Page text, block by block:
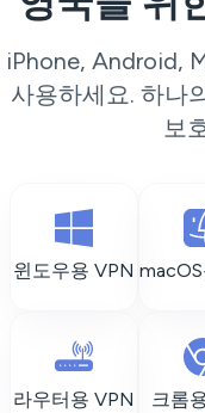
iPhone, Android,
사용하세요. 하나
보
윈도우용 VPN
라우터용 VPN 크롬